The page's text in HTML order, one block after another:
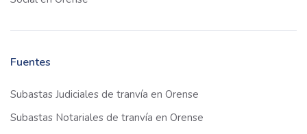
Fuentes
Subastas Judiciales de tranvía en Orense
Subastas Notariales de tranvía en Orense